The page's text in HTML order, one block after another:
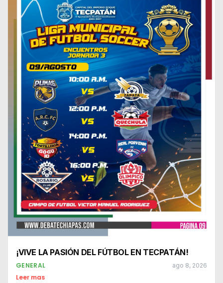
¡VIVE LA PASIÓN DEL FÚTBOL EN TECPATÁN!
GENERAL ago 8, 2026
Leer mas